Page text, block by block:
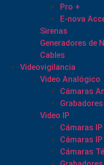
Pro +
E-nova
Sirenas
Generadores de
Cables
Videovigilancia
Video Analógico
Cámaras
Video IP
Cámaras
Cámaras
Cámaras